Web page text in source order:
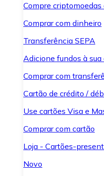
Compre
Comprar com dinheiro
Transferência SEPA
Adicione fundos à
Comprar com
Cartão de crédito /
Use cartões Visa e
Comprar com cartão
Loja - Cartões-
Novo